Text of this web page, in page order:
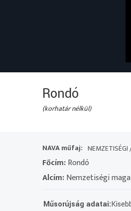
Rondó
(korhatár nélkül)
NAVA műfaj: NEMZETISÉGI
Főcím:Rondó
Alcím:Nemzetiségi
Műsorújság adatai: